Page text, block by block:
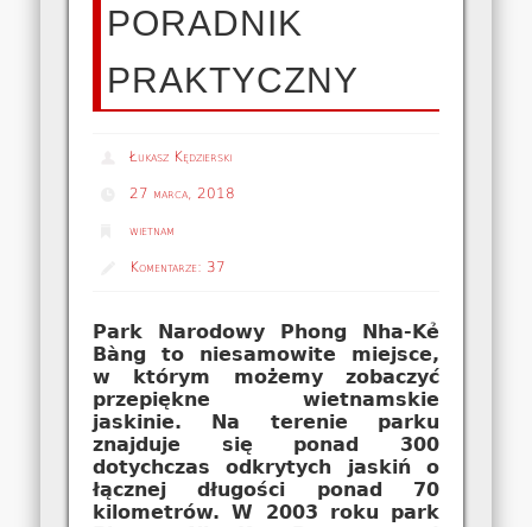
PORADNIK
PRAKTYCZNY
Łukasz Kędzierski
27 marca, 2018
wietnam
Komentarze: 37
Park Narodowy Phong Nha-Kẻ
Bàng to niesamowite miejsce,
w którym możemy zobaczyć
przepiękne wietnamskie
jaskinie. Na terenie parku
znajduje się ponad 300
dotychczas odkrytych jaskiń o
łącznej długości ponad 70
kilometrów. W 2003 roku park